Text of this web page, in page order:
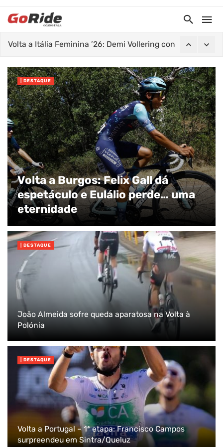
Volta a Itália Feminina ’26: Demi Vollering conquista tripla
Volta a Burgos: Felix Gall dá
espetáculo e Eulálio perde… uma
eternidade
| DESTAQUE
João Almeida sofre queda aparatosa na Volta à
Polónia
| DESTAQUE
Volta a Portugal – 1ª etapa: Francisco Campos
surpreendeu em Sintra/Queluz
| DESTAQUE